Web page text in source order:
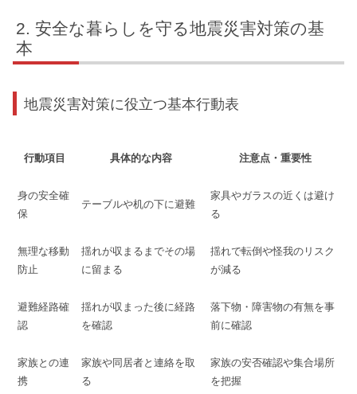
安全な暮らしを守る地震災害対策の基
本
地震災害対策に役立つ基本行動表
行動項目 具体的な内容 注意点・重要性
身の安全確
保
テーブルや机の下に避難
家具やガラスの近くは避け
る
無理な移動
防止
揺れが収まるまでその場
に留まる
揺れで転倒や怪我のリスク
が減る
避難経路確
認
揺れが収まった後に経路
を確認
落下物・障害物の有無を事
前に確認
家族との連
携
家族や同居者と連絡を取
る
家族の安否確認や集合場所
を把握